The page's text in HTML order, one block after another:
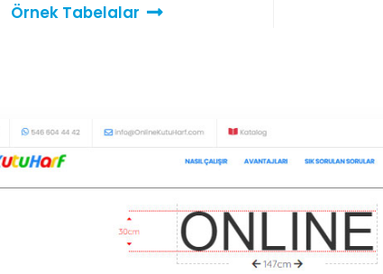
Örnek Tabelalar